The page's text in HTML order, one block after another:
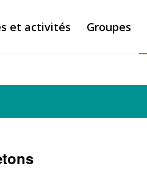
et activités Groupes